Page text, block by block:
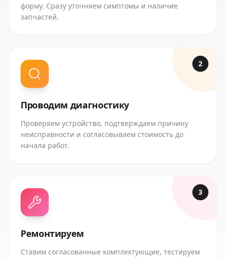
форму. Сразу уточняем симптомы и наличие
запчастей.
2
Проводим диагностику
Проверяем устройство, подтверждаем причину
неисправности и согласовываем стоимость до
начала работ.
3
Ремонтируем
Ставим согласованные комплектующие, тестируем